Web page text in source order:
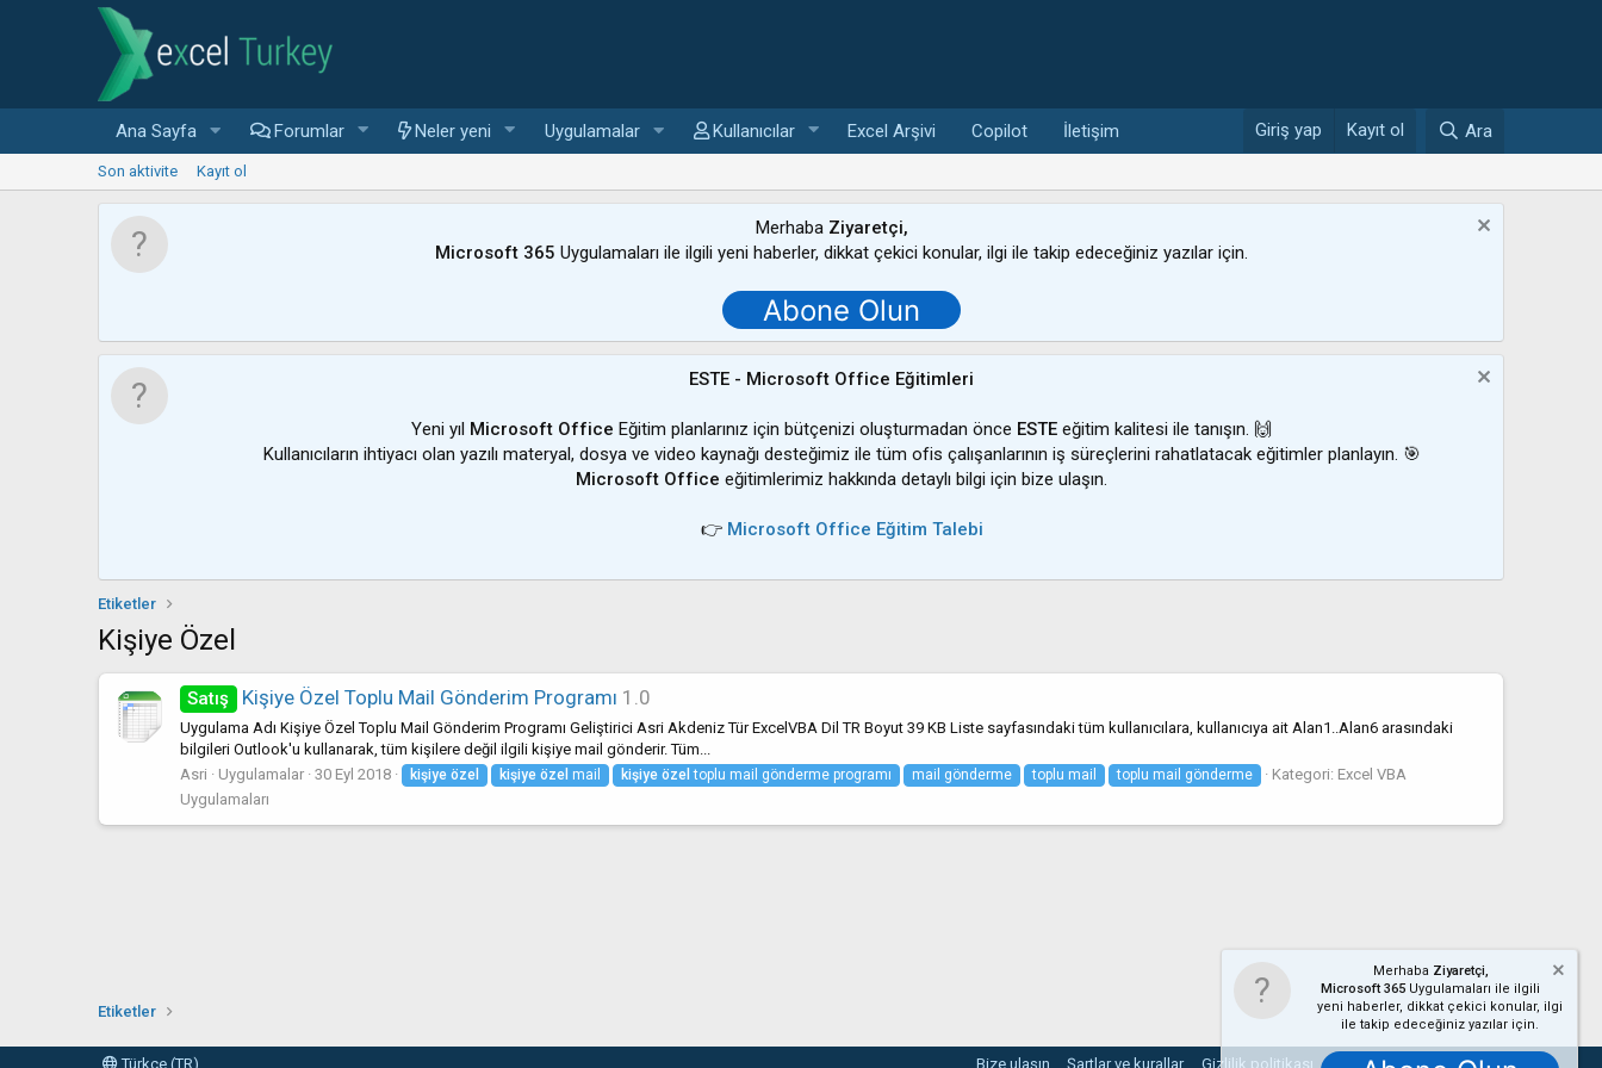
Ana Sayfa Forumlar Neler yeni Uygulamalar Kullanıcılar Excel Arşivi Copilot İletişim Giriş yap Kayıt ol Ara
Son aktivite Kayıt ol
Merhaba Ziyaretçi,
Microsoft 365 Uygulamaları ile ilgili yeni haberler, dikkat çekici konular, ilgi ile takip edeceğiniz yazılar için.
Abone Olun
ESTE - Microsoft Office Eğitimleri
Yeni yıl Microsoft Office Eğitim planlarınız için bütçenizi oluşturmadan önce ESTE eğitim kalitesi ile tanışın. 🙌
Kullanıcıların ihtiyacı olan yazılı materyal, dosya ve video kaynağı desteğimiz ile tüm ofis çalışanlarının iş süreçlerini rahatlatacak eğitimler planlayın. 🎯
Microsoft Office eğitimlerimiz hakkında detaylı bilgi için bize ulaşın.
👉 Microsoft Office Eğitim Talebi
Etiketler
Kişiye Özel
Satış Kişiye Özel Toplu Mail Gönderim Programı 1.0
Uygulama Adı Kişiye Özel Toplu Mail Gönderim Programı Geliştirici Asri Akdeniz Tür ExcelVBA Dil TR Boyut 39 KB Liste sayfasındaki tüm kullanıcılara, kullanıcıya ait Alan1..Alan6 arasındaki
bilgileri Outlook'u kullanarak, tüm kişilere değil ilgili kişiye mail gönderir. Tüm...
Asri
Uygulamalar 30 Eyl 2018 kişiye özel kişiye özel mail kişiye özel toplu mail gönderme programı mail gönderme toplu mail toplu mail gönderme Kategori: Excel VBA
Uygulamaları
Etiketler
Türkçe (TR) Bize ulaşın Şartlar ve kurallar Gizlilik politikası Yardım Ana sayfa R
Merhaba Ziyaretçi,
Microsoft 365 Uygulamaları ile ilgili
yeni haberler, dikkat çekici konular, ilgi
ile takip edeceğiniz yazılar için.